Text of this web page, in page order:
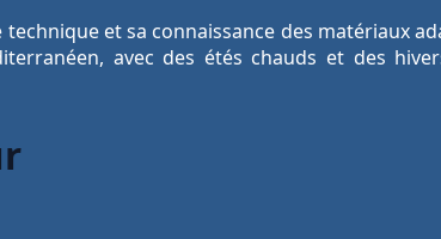
et sa connaissance des matériaux
avec des étés chauds et des